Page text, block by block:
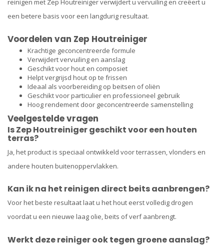
een betere basis voor een langdurig resultaat.
Voordelen van Zep Houtreiniger
Krachtige geconcentreerde formule
Verwijdert vervuiling en aanslag
Geschikt voor hout en composiet
Helpt vergrijsd hout op te frissen
Ideaal als voorbereiding op beitsen of oliën
Geschikt voor particulier en professioneel gebruik
Hoog rendement door geconcentreerde samenstelling
Veelgestelde vragen
Is Zep Houtreiniger geschikt voor een houten
terras?
Ja, het product is speciaal ontwikkeld voor terrassen, vlonders en
andere houten buitenoppervlakken.
Kan ik na het reinigen direct beits aanbrengen?
Voor het beste resultaat laat u het hout eerst volledig drogen
voordat u een nieuwe laag olie, beits of verf aanbrengt.
Werkt deze reiniger ook tegen groene aanslag?